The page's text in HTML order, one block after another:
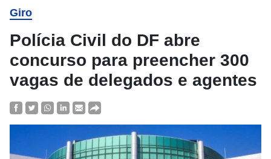
Giro
Polícia Civil do DF abre
concurso para preencher 300
vagas de delegados e agentes